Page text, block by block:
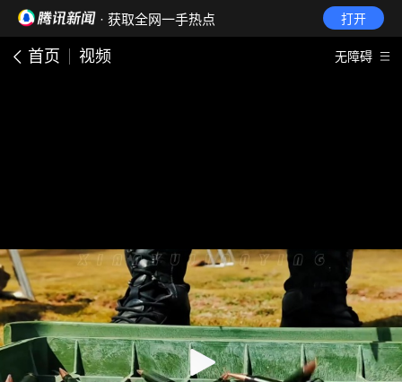
· 获取全网一手热点 打开
首页 视频 无障碍